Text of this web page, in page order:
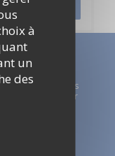
à
un
des
pour recevoir des
marketing par